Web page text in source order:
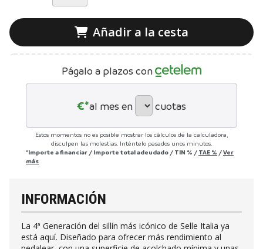
Añadir a la cesta
Págalo a plazos con
€*al mes en cuotas
Estos momentos no es posible mostrar los cálculos de la calculadora,
disculpen las molestias. Inténtelo pasados unos minutos.
*Importe a financiar / Importe total adeudado / TIN % / TAE % /Ver
más
INFORMACIÓN
La 4ª Generación del sillín más icónico de Selle Italia ya
está aquí. Diseñado para ofrecer más rendimiento al